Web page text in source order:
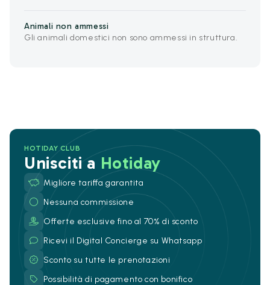
Animali non ammessi
Gli animali domestici non sono ammessi in struttura.
HOTIDAY CLUB
Unisciti a Hotiday
Migliore tariffa garantita
Nessuna commissione
Offerte esclusive fino al 70% di sconto
Ricevi il Digital Concierge su Whatsapp
Sconto su tutte le prenotazioni
Possibilità di pagamento con bonifico